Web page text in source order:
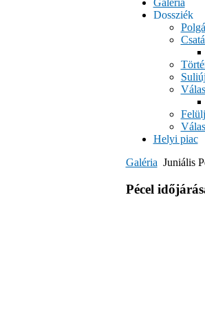
Galéria
Dossziék
Helyi piac
Galéria Juniális
Pécel